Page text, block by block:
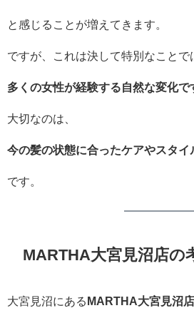
と感じることが増えてきます。
ですが、これは決して特別なことで
多くの女性が経験する自然な変化で
大切なのは、
今の髪の状態に合ったケアやスタイ
です。
MARTHA大宮見沼店の
大宮見沼にある MARTHA大宮見沼店